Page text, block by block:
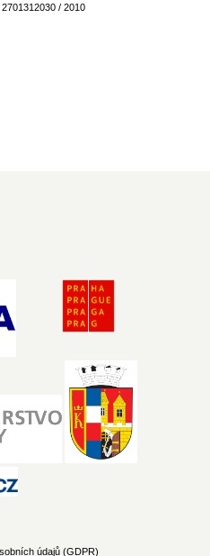
/ 2010
údajů (GDPR)